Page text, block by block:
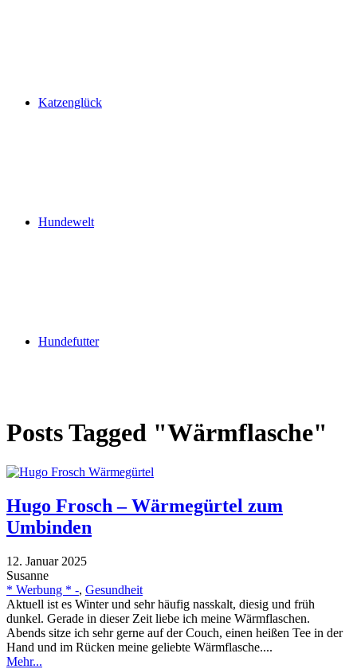
Katzenglück
Hundewelt
Hundefutter
Posts Tagged "Wärmflasche"
Hugo Frosch – Wärmegürtel zum
Umbinden
12. Januar 2025
Susanne
* Werbung * -, Gesundheit
Aktuell ist es Winter und sehr häufig nasskalt, diesig und früh
dunkel. Gerade in dieser Zeit liebe ich meine Wärmflaschen.
Abends sitze ich sehr gerne auf der Couch, einen heißen Tee in der
Hand und im Rücken meine geliebte Wärmflasche....
Mehr...